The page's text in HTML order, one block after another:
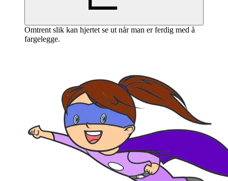
Omtrent slik kan hjertet se ut når man er ferdig med å
fargelegge.